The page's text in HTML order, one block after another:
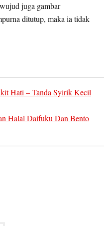
juga gambar
ditutup, maka ia tidak
Hati – Tanda Syirik Kecil
Halal Daifuku Dan Bento